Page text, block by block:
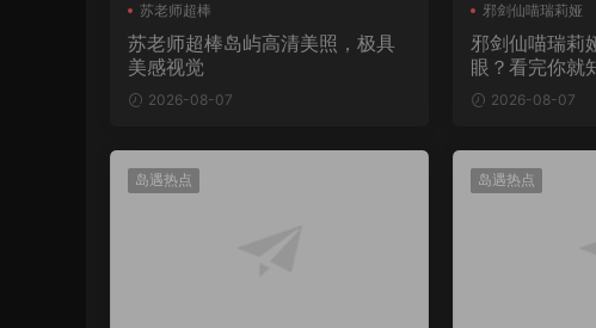
苏老师超棒
苏老师超棒岛屿高清美照，极具
美感视觉
2026-08-07
邪剑仙喵瑞莉娅
邪剑仙喵瑞莉
眼？看完你就
2026-08-07
岛遇热点 岛遇热点